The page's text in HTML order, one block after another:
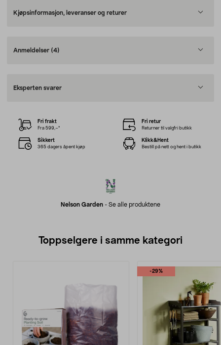
Kjøpsinformasjon, leveranser og returer
Anmeldelser (4)
Eksperten svarer
Nelson Garden - Se alle produktene
Fri frakt
Fra 599,–*
Fri retur
Returner til valgfri butikk
Sikkert
365 dagers åpent kjøp
Klikk&Hent
Bestill på nett og hent i butikk
Toppselgere i samme kategori
-29%